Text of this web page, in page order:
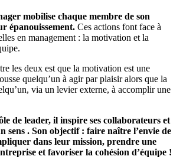
mobilise chaque membre de son
épanouissement. Ces actions font face à
en management : la motivation et la
les deux est que la motivation est une
quelqu’un à agir par plaisir alors que la
via un levier externe, à accomplir une
de leader, il inspire ses collaborateurs et
sens . Son objectif : faire naître l’envie de
dans leur mission, prendre une
et favoriser la cohésion d’équipe !